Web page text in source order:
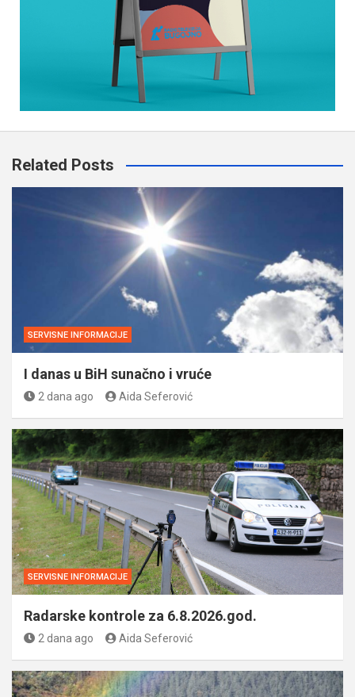
Related Posts
SERVISNE INFORMACIJE
I danas u BiH sunačno i vruće
2 dana ago Aida Seferović
SERVISNE INFORMACIJE
Radarske kontrole za 6.8.2026.god.
2 dana ago Aida Seferović